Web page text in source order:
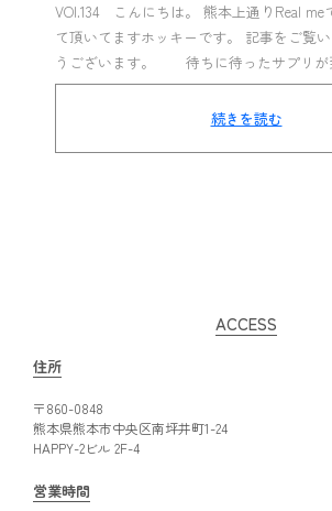
VOl.134 こんにちは。 熊本上通りReal me
て頂いてますホッキーです。 記事をご覧
うございます。 待ちに待ったサプリ
続きを読む
ACCESS
住所
〒860-0848
熊本県熊本市中央区南坪井町1-24
HAPPY-2ビル 2F-4
営業時間